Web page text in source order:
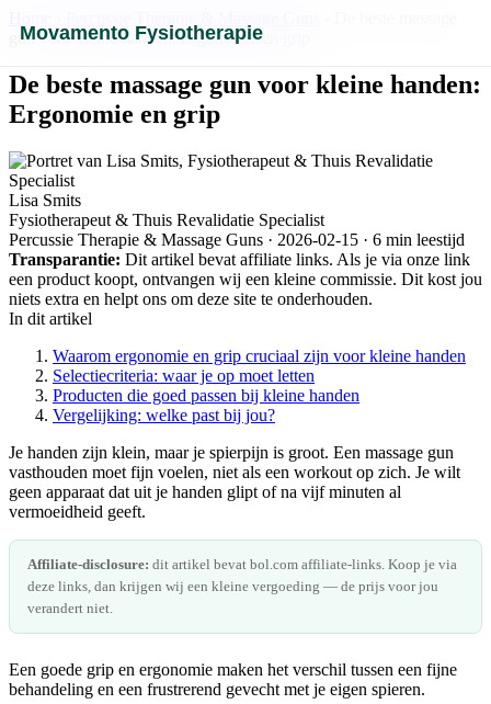
Movamento Fysiotherapie
gun voor kleine handen: Ergonomie en grip
De beste massage gun voor kleine handen:
Ergonomie en grip
Lisa Smits
Fysiotherapeut & Thuis Revalidatie Specialist
Percussie Therapie & Massage Guns · 2026-02-15 · 6 min leestijd
Transparantie: Dit artikel bevat affiliate links. Als je via onze link
een product koopt, ontvangen wij een kleine commissie. Dit kost jou
niets extra en helpt ons om deze site te onderhouden.
In dit artikel
Waarom ergonomie en grip cruciaal zijn voor kleine handen
Selectiecriteria: waar je op moet letten
Producten die goed passen bij kleine handen
Vergelijking: welke past bij jou?
Je handen zijn klein, maar je spierpijn is groot. Een massage gun
vasthouden moet fijn voelen, niet als een workout op zich. Je wilt
geen apparaat dat uit je handen glipt of na vijf minuten al
vermoeidheid geeft.
Affiliate-disclosure: dit artikel bevat bol.com affiliate-links. Koop je via
deze links, dan krijgen wij een kleine vergoeding — de prijs voor jou
verandert niet.
Een goede grip en ergonomie maken het verschil tussen een fijne
behandeling en een frustrerend gevecht met je eigen spieren.